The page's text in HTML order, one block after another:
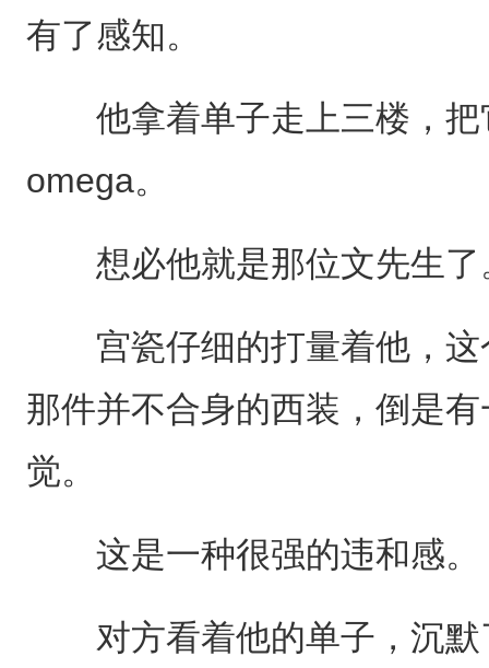
有了感知。
他拿着单子走上三楼，把
omega。
想必他就是那位文先生了
宫瓷仔细的打量着他，这
那件并不合身的西装，倒是
觉。
这是一种很强的违和感。
对方看着他的单子，沉默